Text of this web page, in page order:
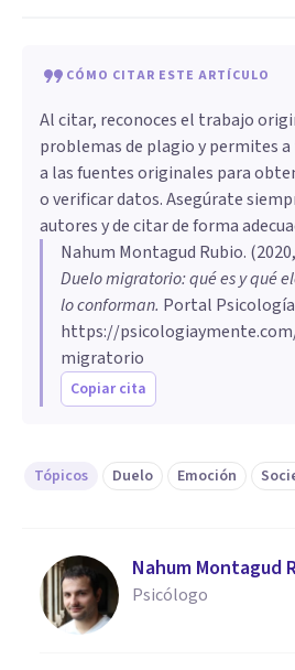
CÓMO CITAR ESTE ARTÍCULO
Al citar, reconoces el trabajo
problemas de plagio y permites
a las fuentes originales para
o verificar datos. Asegúrate
autores y de citar de forma
Nahum Montagud Rubio. (
Duelo migratorio: qué es y qué
lo conforman. Portal
https://
migratorio
Copiar cita
Tópicos Duelo Emoción
Nahum Montagud
Psicólogo